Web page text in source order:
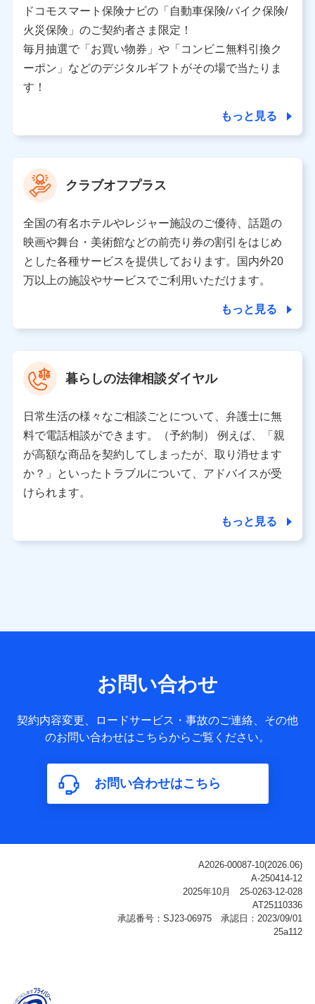
を受けている保険会社・提携会社の保険その他に関する
情報を提供するため、また維持管理等の委託業務遂行の
ため、またそれらに付帯、関連する当社、株式会社NTT
ドコモおよび提携会社のサービスを案内、提供するため
（各サービスで取得したサービス利用履歴、ウェブサイ
トの閲覧履歴、購買履歴、ご契約内容等のパーソナルデ
ータを分析して、お客さまの趣味・嗜好・傾向に応じた
上記に係る案内・手続き・管理等付帯業務を行うため
【当該個人データの管理について責任を有する者の名称・住
所・代表者名】
当該個人データを取り扱う各共同利用者（詳細は次のとお
り）
東京都千代田区永田町2丁目11番1号 山王パークタワー
株式会社NTTドコモ 代表取締役社長 前田 義晃
東京都中央区日本橋人形町2-14-10 アーバンネット日本橋
ビル 3F
※ 当社および株式会社NTTドコモは、お客さまの情報を利
データ憲章」に定める行動原則を順守します 。
※ パーソナルデータダッシュボードの「第三者提供の管
理」の設定状態にかかわらず、共同利用する場合がありま
※ dポイントクラブ会員ではないお客さま（2019年12月11
日以降、一度もdポイントクラブ会員であったことがないお
個人データは、こちら の利用目的の範囲内に限って共同利
用します。
サービス提供等を通じて取得した、以下の情報などの個人デ
基本情報
氏名、電話番号、メールアドレス、お客さまの識別子、
属性、連絡先、dポイントサービスのご利用に関する情
構成、住所、dポイント残高、dポイント利用履歴などが
含まれます。
利用情報
ご契約状態・ご利用履歴インターネット利用時の行動に
関する情報、アプリケーション利用時の行動に関する情
報、購入されたサービスや商品の名称・購入場所・決済
に関する情報、アンケートの回答に関する情報などが含
名、住所、生年月日、性別、保険契約者と被保険者の関
ドコモスマート保険ナビの「自動車保険/バイク保険/
火災保険」のご契約者さま限定！
毎月抽選で「お買い物券」や「コンビニ無料引換ク
ーポン」などのデジタルギフトがその場で当たりま
す！
もっと見る
クラブオフプラス
全国の有名ホテルやレジャー施設のご優待、話題の
映画や舞台・美術館などの前売り券の割引をはじめ
とした各種サービスを提供しております。国内外20
万以上の施設やサービスでご利用いただけます。
もっと見る
暮らしの法律相談ダイヤル
日常生活の様々なご相談ごとについて、弁護士に無
料で電話相談ができます。（予約制） 例えば、「親
が高額な商品を契約してしまったが、取り消せます
か？」といったトラブルについて、アドバイスが受
けられます。
もっと見る
お問い合わせ
契約内容変更、ロードサービス・事故のご連絡、その他
のお問い合わせはこちらからご覧ください。
お問い合わせはこちら